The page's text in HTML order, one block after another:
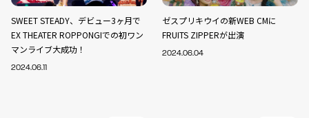
SWEET STEADY、デビュー3ヶ月で
EX THEATER ROPPONGIでの初ワン
マンライブ大成功！
2024.06.11
ゼスプリキウイの新WEB CMに
FRUITS ZIPPERが出演
2024.06.04